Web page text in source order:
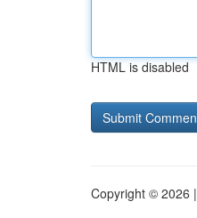
HTML is disabled
Copyright © 2026 |